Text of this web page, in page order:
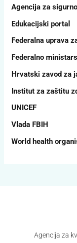
Agencija za
Edukacijski portal
Federalna uprava
Federalno
Hrvatski zavod za
Institut za zaštitu
UNICEF
Vlada FBIH
World health
Agencija za